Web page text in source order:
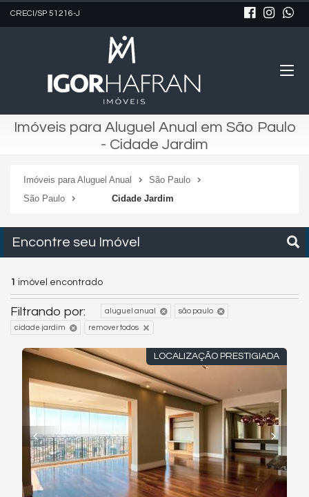
CRECI/SP 51216-J
Imóveis para Aluguel Anual em São Paulo
- Cidade Jardim
Imóveis para Aluguel Anual
São Paulo
São Paulo
Cidade Jardim
Encontre seu Imóvel
1 imóvel encontrado
Filtrando por: aluguel anual são paulo
cidade jardim remover todos
LOCALIZAÇÃO PRESTIGIADA